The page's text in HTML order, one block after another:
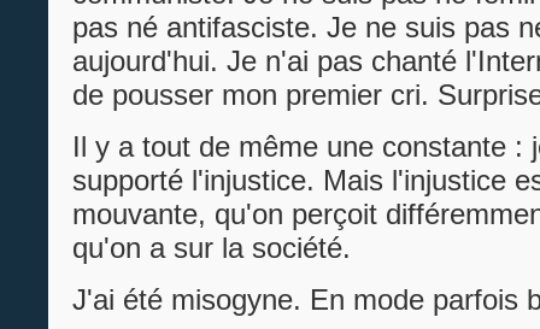
pas né antifasciste. Je ne suis pas
aujourd'hui. Je n'ai pas chanté
de pousser mon premier cri.
Il y a tout de même une constante :
supporté l'injustice. Mais l'injustice
mouvante, qu'on perçoit
qu'on a sur la société.
J'ai été misogyne. En mode parfois